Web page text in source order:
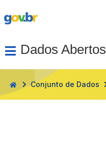
Dados Abertos
HOME Conjunto de Dados